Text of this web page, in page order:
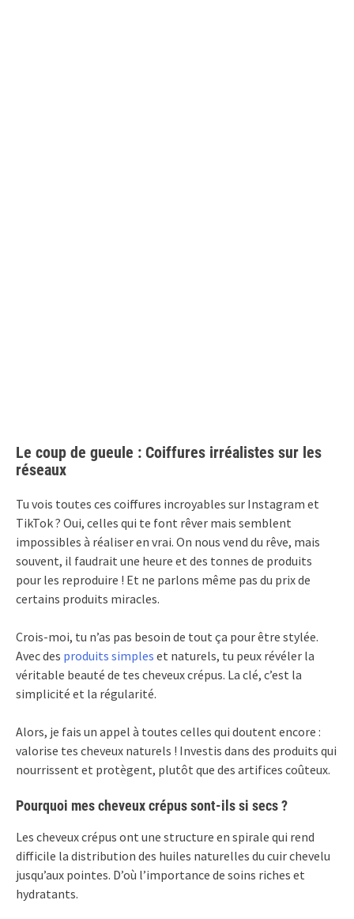
Le coup de gueule : Coiffures irréalistes sur les
réseaux
Tu vois toutes ces coiffures incroyables sur Instagram et
TikTok ? Oui, celles qui te font rêver mais semblent
impossibles à réaliser en vrai. On nous vend du rêve, mais
souvent, il faudrait une heure et des tonnes de produits
pour les reproduire ! Et ne parlons même pas du prix de
certains produits miracles.
Crois-moi, tu n’as pas besoin de tout ça pour être stylée.
Avec des produits simples et naturels, tu peux révéler la
véritable beauté de tes cheveux crépus. La clé, c’est la
simplicité et la régularité.
Alors, je fais un appel à toutes celles qui doutent encore :
valorise tes cheveux naturels ! Investis dans des produits qui
nourrissent et protègent, plutôt que des artifices coûteux.
Pourquoi mes cheveux crépus sont-ils si secs ?
Les cheveux crépus ont une structure en spirale qui rend
difficile la distribution des huiles naturelles du cuir chevelu
jusqu’aux pointes. D’où l’importance de soins riches et
hydratants.